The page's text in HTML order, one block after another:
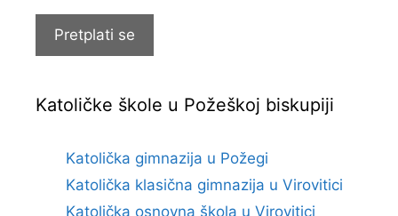
Pretplati se
Katoličke škole u Požeškoj biskupiji
Katolička gimnazija u Požegi
Katolička klasična gimnazija u Virovitici
Katolička osnovna škola u Virovitici